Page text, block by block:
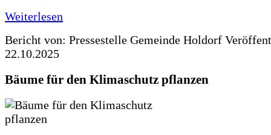
Weiterlesen
Bericht von: Pressestelle Gemeinde Holdorf
22.10.2025
Bäume für den Klimaschutz pflanzen